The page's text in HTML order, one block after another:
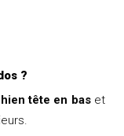
?
tête en baset